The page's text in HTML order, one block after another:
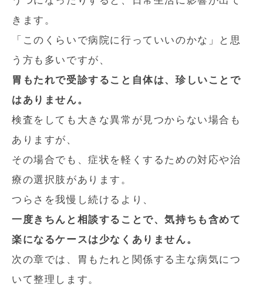
きます。
「このくらいで病院に行っていいのかな」と思
う方も多いですが、
胃もたれで受診すること自体は、珍しいことで
はありません。
検査をしても大きな異常が見つからない場合も
ありますが、
その場合でも、症状を軽くするための対応や治
療の選択肢があります。
つらさを我慢し続けるより、
一度きちんと相談することで、気持ちも含めて
楽になるケースは少なくありません。
次の章では、胃もたれと関係する主な病気につ
いて整理します。